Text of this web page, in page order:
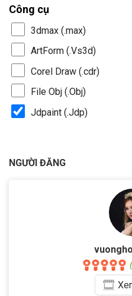
Công cụ
3dmax (.max)
ArtForm (.Vs3d)
Corel Draw (.cdr)
File Obj (.Obj)
Jdpaint (.Jdp)
NGƯỜI ĐĂNG